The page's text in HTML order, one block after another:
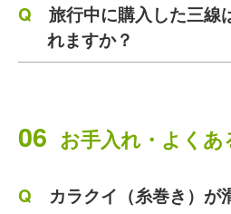
旅行中に購入した三線
れますか？
06 お手入れ・よく
カラクイ（糸巻き）が